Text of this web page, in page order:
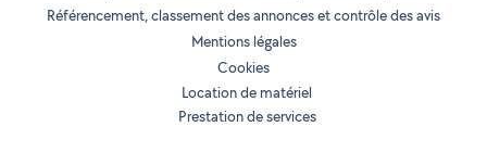
Référencement, classement des annonces et contrôle des avis
Mentions légales
Cookies
Location de matériel
Prestation de services